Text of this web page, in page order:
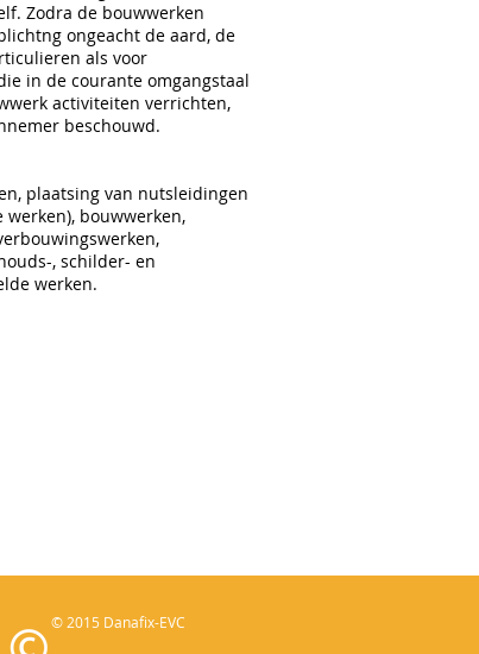
Zodra de bouwwerken
ongeacht de aard, de
als voor
in de courante omgangstaal
activiteiten verrichten,
beschouwd.
plaatsing van nutsleidingen
bouwwerken,
, schilder- en
werken.
© 2015 Danafix-EVC